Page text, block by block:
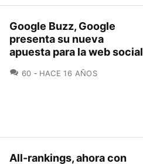
Google Buzz, Google
presenta su nueva
apuesta para la web social
60 COMENTARIOS
HACE 16 AÑOS
All-rankings, ahora con